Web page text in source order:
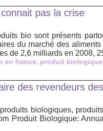
pas la crise
bio sont présents
du marché des
de 2,6 milliards en 2008,
en france, produit biologique
des revendeurs
biologiques,
Produit Biologique: